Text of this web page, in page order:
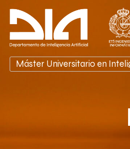
contenido
Máster Universitario en